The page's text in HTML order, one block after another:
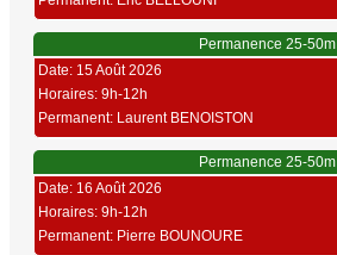
Permanence 25-50m
Date: 15 Août 2026
Horaires: 9h-12h
Permanent: Laurent BENOISTON
Permanence 25-50m
Date: 16 Août 2026
Horaires: 9h-12h
Permanent: Pierre BOUNOURE